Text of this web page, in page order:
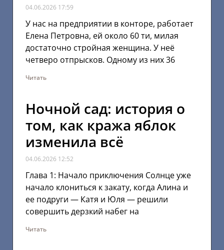
04.06.2026 17:59
У нас на предприятии в конторе, работает
Елена Петровна, ей около 60 ти, милая
достаточно стройная женщина. У неё
четверо отпрысков. Одному из них 36
Читать
Ночной сад: история о
том, как кража яблок
изменила всё
04.06.2026 12:52
Глава 1: Начало приключения Солнце уже
начало клониться к закату, когда Алина и
ее подруги — Катя и Юля — решили
совершить дерзкий набег на
Читать